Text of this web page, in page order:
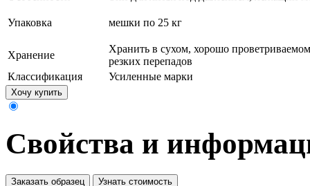
Упаковка мешки по 25 кг
Хранение
Хранить в сухом, хорошо
резких перепадов
Классификация
Усиленные марки
Хочу купить
Свойства и
Заказать образец Узнать стоимость